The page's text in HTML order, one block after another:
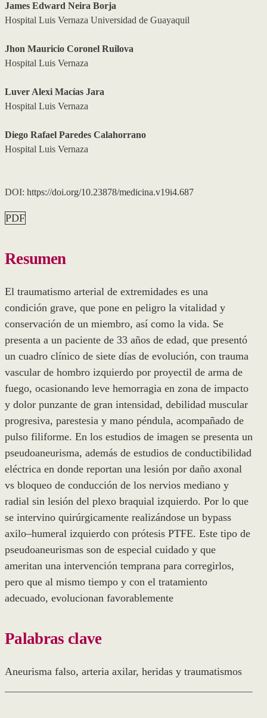
James Edward Neira Borja
Hospital Luis Vernaza Universidad de Guayaquil
Jhon Mauricio Coronel Ruilova
Hospital Luis Vernaza
Luver Alexi Macías Jara
Hospital Luis Vernaza
Diego Rafael Paredes Calahorrano
Hospital Luis Vernaza
DOI: https://doi.org/10.23878/medicina.v19i4.687
PDF
Resumen
El traumatismo arterial de extremidades es una
condición grave, que pone en peligro la vitalidad y
conservación de un miembro, así como la vida. Se
presenta a un paciente de 33 años de edad, que presentó
un cuadro clínico de siete días de evolución, con trauma
vascular de hombro izquierdo por proyectil de arma de
fuego, ocasionando leve hemorragia en zona de impacto
y dolor punzante de gran intensidad, debilidad muscular
progresiva, parestesia y mano péndula, acompañado de
pulso filiforme. En los estudios de imagen se presenta un
pseudoaneurisma, además de estudios de conductibilidad
eléctrica en donde reportan una lesión por daño axonal
vs bloqueo de conducción de los nervios mediano y
radial sin lesión del plexo braquial izquierdo. Por lo que
se intervino quirúrgicamente realizándose un bypass
axilo–humeral izquierdo con prótesis PTFE. Este tipo de
pseudoaneurismas son de especial cuidado y que
ameritan una intervención temprana para corregirlos,
pero que al mismo tiempo y con el tratamiento
adecuado, evolucionan favorablemente
Palabras clave
aneurisma falso, arteria axilar, heridas y traumatismos